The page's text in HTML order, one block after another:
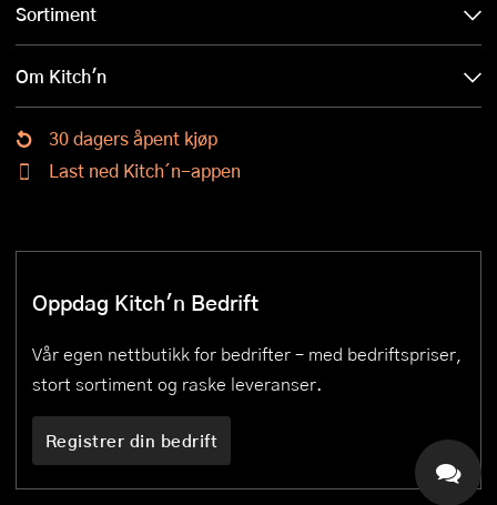
Sortiment
Om Kitch'n
30 dagers åpent kjøp
Last ned Kitch´n-appen
Oppdag Kitch'n Bedrift
Vår egen nettbutikk for bedrifter – med bedriftspriser,
stort sortiment og raske leveranser.
Registrer din bedrift